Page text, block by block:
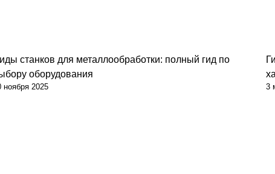
Советы
станков для металлообработки: полный гид по
оборудования
ноября 2025 3